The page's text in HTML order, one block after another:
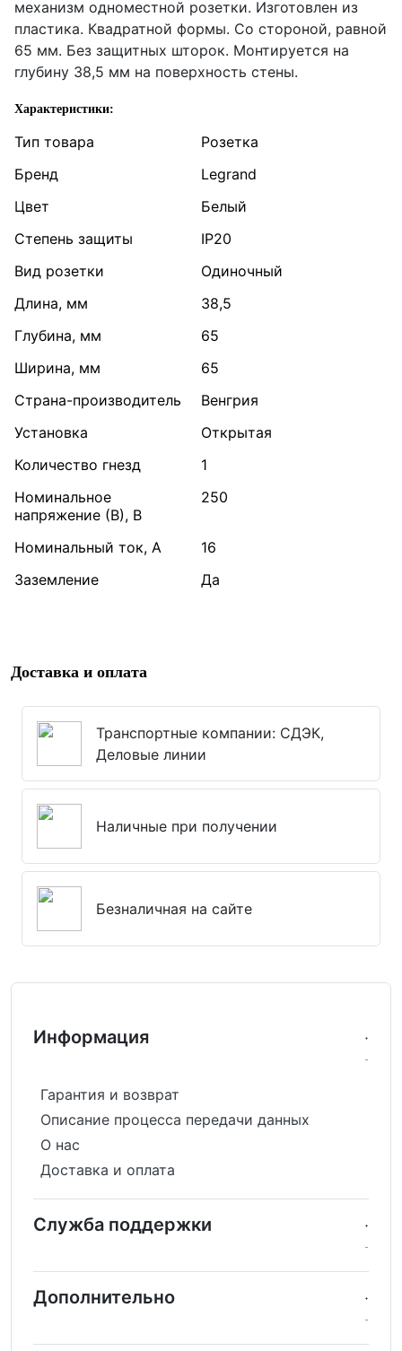
механизм одноместной розетки. Изготовлен из
пластика. Квадратной формы. Со стороной, равной
65 мм. Без защитных шторок. Монтируется на
глубину 38,5 мм на поверхность стены.
Характеристики:
Тип товара
Розетка
Бренд
Legrand
Цвет
Белый
Степень защиты
IP20
Вид розетки
Одиночный
Длина, мм
38,5
Глубина, мм
65
Ширина, мм
65
Страна-производитель
Венгрия
Установка
Открытая
Количество гнезд
1
Номинальное
напряжение (В), В
250
Номинальный ток, А
16
Заземление
Да
Доставка и оплата
Транспортные компании: СДЭК,
Деловые линии
Наличные при получении
Безналичная на сайте
Информация
Гарантия и возврат
Описание процесса передачи данных
О нас
Доставка и оплата
Служба поддержки
Дополнительно